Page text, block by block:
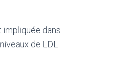
impliquée dans
de LDL